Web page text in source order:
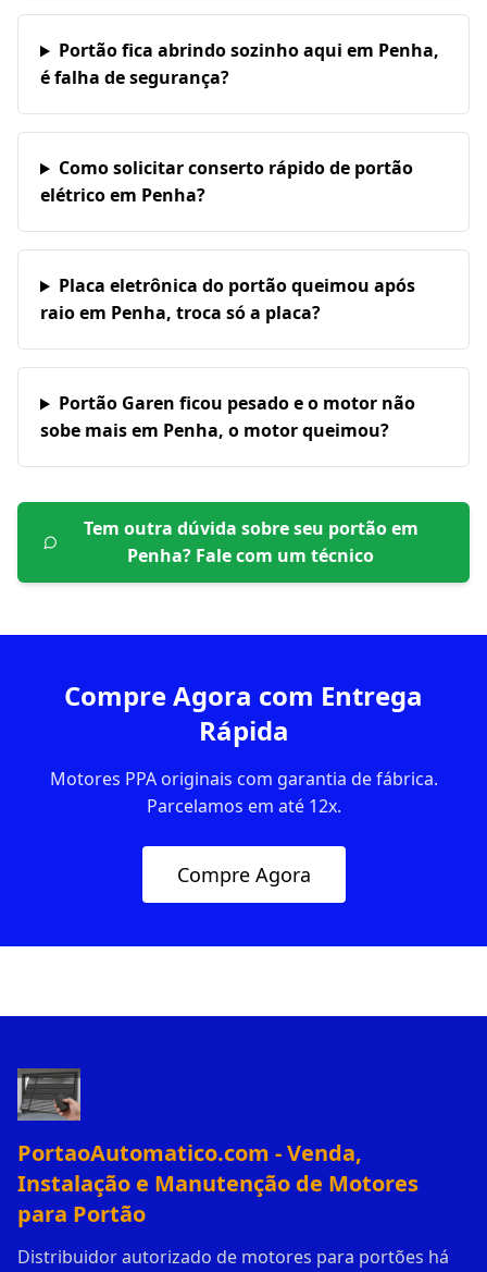
Portão fica abrindo sozinho aqui em Penha,
é falha de segurança?
Como solicitar conserto rápido de portão
elétrico em Penha?
Placa eletrônica do portão queimou após
raio em Penha, troca só a placa?
Portão Garen ficou pesado e o motor não
sobe mais em Penha, o motor queimou?
Tem outra dúvida sobre seu portão em
Penha? Fale com um técnico
Compre Agora com Entrega
Rápida
Motores PPA originais com garantia de fábrica.
Parcelamos em até 12x.
Compre Agora
PortaoAutomatico.com - Venda,
Instalação e Manutenção de Motores
para Portão
Distribuidor autorizado de motores para portões há